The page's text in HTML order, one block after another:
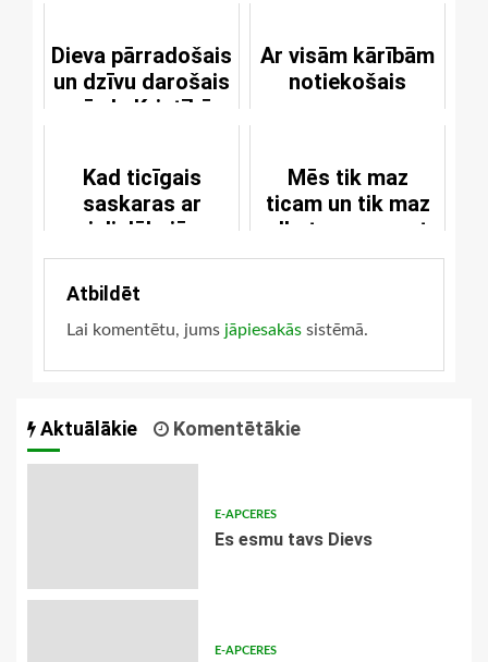
Dieva pārradošais
un dzīvu darošais
vārds Kristībā
Ar visām kārībām
notiekošais
Kad ticīgais
saskaras ar
vislielākajām
grūtībām
Mēs tik maz
ticam un tik maz
alkstam saņemt
no Tā Kunga
Atbildēt
Lai komentētu, jums jāpiesakās sistēmā.
Aktuālākie Komentētākie
E-APCERES
Es esmu tavs Dievs
E-APCERES